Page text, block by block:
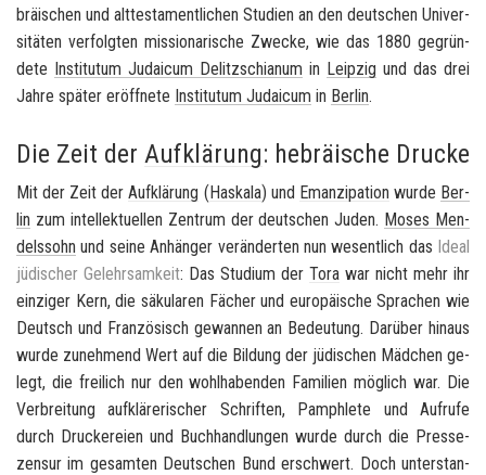
bräi­schen und alt­tes­ta­ment­li­chen Stu­di­en an den deut­schen Uni­ver­
si­tä­ten ver­folg­ten mis­sio­na­ri­sche Zwe­cke, wie das 1880 ge­grün­
de­te In­sti­tutum Ju­dai­cum De­litz­schia­num in Leip­zig und das drei
Jahre spä­ter er­öff­ne­te In­sti­tutum Ju­dai­cum in Ber­lin.
Die Zeit der Aufklärung: hebräische Drucke
Mit der Zeit derAuf­klä­rung (Ha­ska­la) und Eman­zi­pa­ti­on wurde Ber­
lin zum in­tel­lek­tu­el­len Zen­trum der deut­schen Juden. Moses Men­
dels­sohn und seine An­hän­ger ver­än­der­ten nun we­sent­lich das Ideal
jü­di­scher Ge­lehr­sam­keit: Das Stu­di­um der Tora war nicht mehr ihr
ein­zi­ger Kern, die sä­ku­la­ren Fä­cher und eu­ro­päi­sche Spra­chen wie
Deutsch und Fran­zö­sisch ge­wan­nen an Be­deu­tung. Dar­über hin­aus
wurde zu­neh­mend Wert auf die Bil­dung der jü­di­schen Mäd­chen ge­
legt, die frei­lich nur den wohl­ha­ben­den Fa­mi­li­en mög­lich war. Die
Ver­brei­tung auf­klä­re­ri­scher Schrif­ten, Pam­phle­te und Auf­ru­fe
durch Dru­cke­rei­en und Buch­hand­lun­gen wurde durch die Pres­se­
zen­sur im ge­sam­ten Deut­schen Bund er­schwert. Doch un­ter­stan­